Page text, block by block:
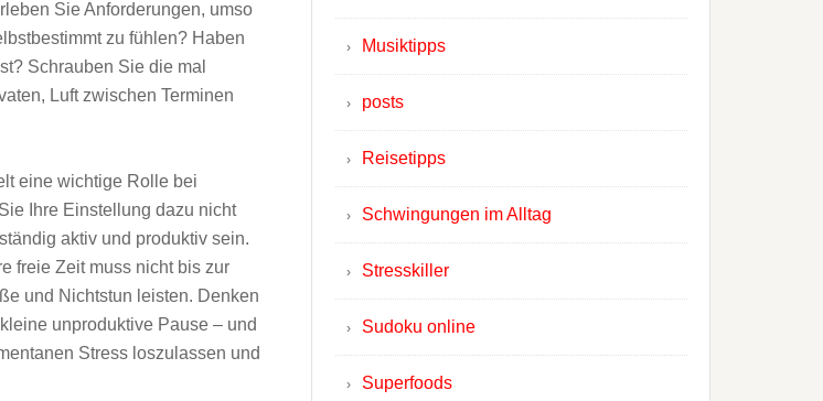
Sie Anforderungen, umso
zu fühlen? Haben
Schrauben Sie die mal
Luft zwischen Terminen
eine wichtige Rolle bei
Ihre Einstellung dazu nicht
aktiv und produktiv sein.
freie Zeit muss nicht bis zur
und Nichtstun leisten. Denken
unproduktive Pause – und
Stress loszulassen und
Musiktipps
posts
Reisetipps
Schwingungen im Alltag
Stresskiller
Sudoku online
Superfoods